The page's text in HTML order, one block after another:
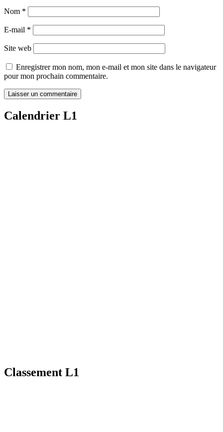
Nom *
E-mail *
Site web
Enregistrer mon nom, mon e-mail et mon site dans le navigateur
pour mon prochain commentaire.
Calendrier L1
Classement L1